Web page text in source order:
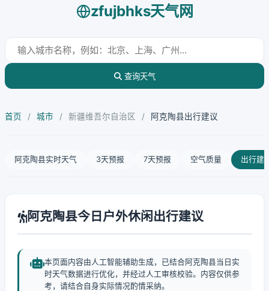
zfujbhks天气网
查询天气
首页 / 城市 / 新疆维吾尔自治区 / 阿克陶县出行建议
阿克陶县实时天气 3天预报 7天预报 空气质量 出行建
阿克陶县今日户外休闲出行建议
本页面内容由人工智能辅助生成，已结合阿克陶县当日实
时天气数据进行优化，并经过人工审核校验。内容仅供参
考，请结合自身实际情况酌情采纳。